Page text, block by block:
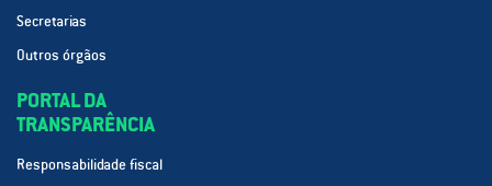
Secretarias
Outros órgãos
PORTAL DA
TRANSPARÊNCIA
Responsabilidade fiscal